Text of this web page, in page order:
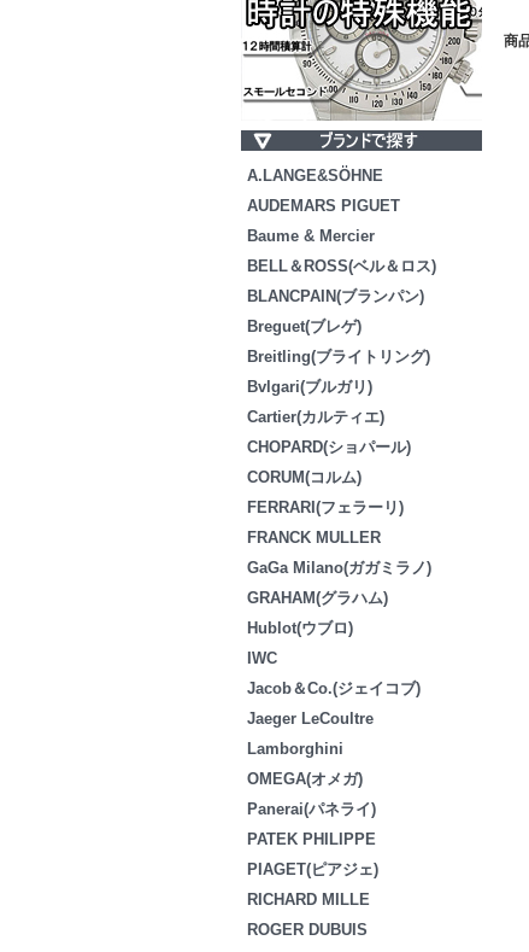
A.LANGE&SÖHNE
AUDEMARS PIGUET
Baume & Mercier
BELL＆ROSS(ベル＆ロス)
BLANCPAIN(ブランパン)
Breguet(ブレゲ)
Breitling(ブライトリング)
Bvlgari(ブルガリ)
Cartier(カルティエ)
CHOPARD(ショパール)
CORUM(コルム)
FERRARI(フェラーリ)
FRANCK MULLER
GaGa Milano(ガガミラノ)
GRAHAM(グラハム)
Hublot(ウブロ)
IWC
Jacob＆Co.(ジェイコブ)
Jaeger LeCoultre
Lamborghini
OMEGA(オメガ)
Panerai(パネライ)
PATEK PHILIPPE
PIAGET(ピアジェ)
RICHARD MILLE
ROGER DUBUIS
商